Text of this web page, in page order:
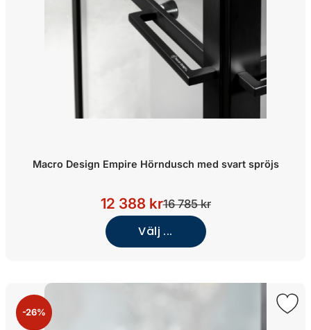
Macro Design Empire Hörndusch med svart spröjs
12 388 kr16 785 kr
Välj ...
-26%